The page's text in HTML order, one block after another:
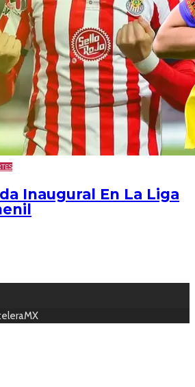
Inaugural En La Liga